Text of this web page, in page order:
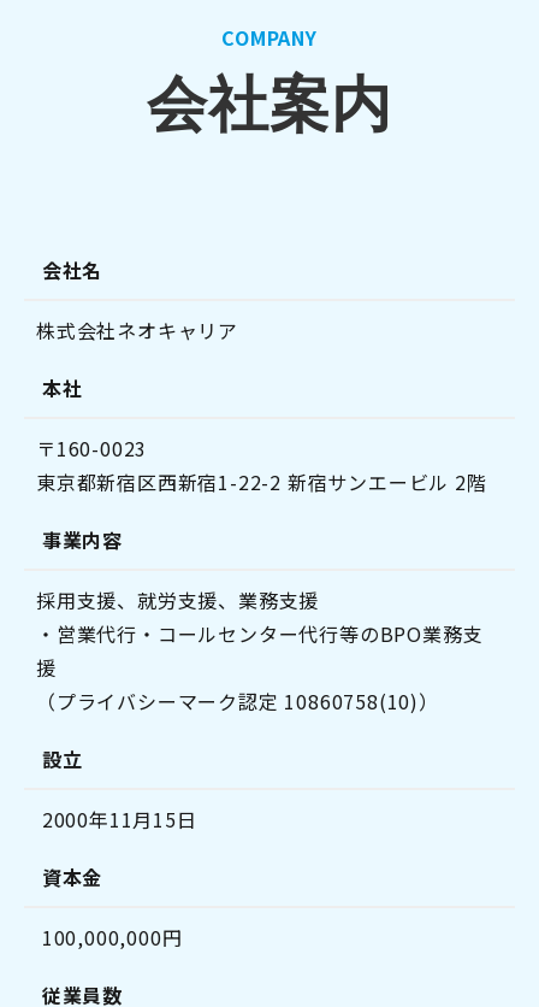
COMPANY
会社案内
会社名
株式会社ネオキャリア
本社
〒160-0023
東京都新宿区西新宿1-22-2 新宿サンエービル 2階
事業内容
採用支援、就労支援、業務支援
・営業代行・コールセンター代行等のBPO業務支
援
（プライバシーマーク認定 10860758(10)）
設立
2000年11月15日
資本金
100,000,000円
従業員数